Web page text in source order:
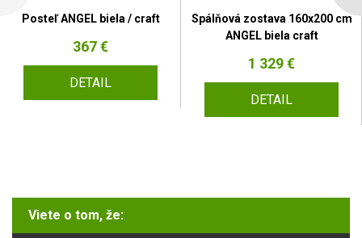
Posteľ ANGEL biela / craft
367 €
DETAIL
Spálňová zostava 160x200 cm
ANGEL biela craft
1 329 €
DETAIL
Viete o tom, že: